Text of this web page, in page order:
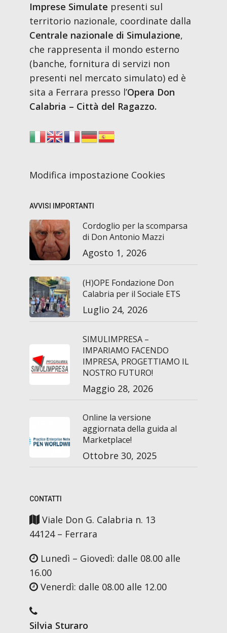
Imprese Simulate presenti sul
territorio nazionale, coordinate dalla
Centrale nazionale di Simulazione,
che rappresenta il mondo esterno
(banche, fornitura di servizi non
presenti nel mercato simulato) ed è
sita a Ferrara presso l’Opera Don
Calabria – Città del Ragazzo.
Modifica impostazione Cookies
AVVISI IMPORTANTI
Cordoglio per la scomparsa
di Don Antonio Mazzi
Agosto 1, 2026
(H)OPE Fondazione Don
Calabria per il Sociale ETS
Luglio 24, 2026
SIMULIMPRESA –
IMPARIAMO FACENDO
IMPRESA, PROGETTIAMO IL
NOSTRO FUTURO!
Maggio 28, 2026
Online la versione
aggiornata della guida al
Marketplace!
Ottobre 30, 2025
CONTATTI
Viale Don G. Calabria n. 13
44124 – Ferrara
Lunedì – Giovedì: dalle 08.00 alle
16.00
Venerdì: dalle 08.00 alle 12.00
Silvia Sturaro